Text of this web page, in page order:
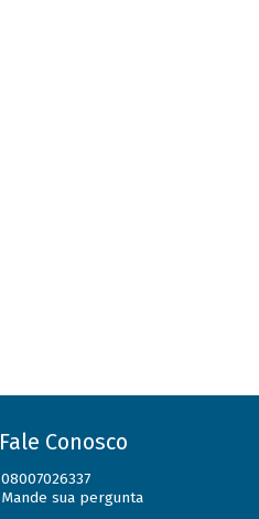
Fale Conosco
08007026337
Mande sua pergunta